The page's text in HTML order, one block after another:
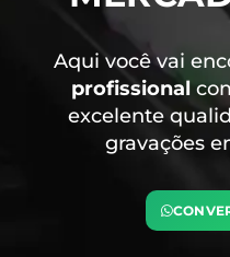
Aqui você vai
profissional
excelente
gravações